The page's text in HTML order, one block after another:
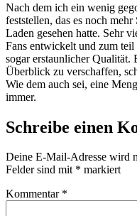
Nach dem ich ein wenig
feststellen, das es noch
Laden gesehen hatte. Sehr
Fans entwickelt und zum
sogar erstaunlicher Qualität.
Überblick zu verschaffen,
Wie dem auch sei, eine
immer.
Schreibe einen
Deine E-Mail-Adresse wird
Felder sind mit * markiert
Kommentar *